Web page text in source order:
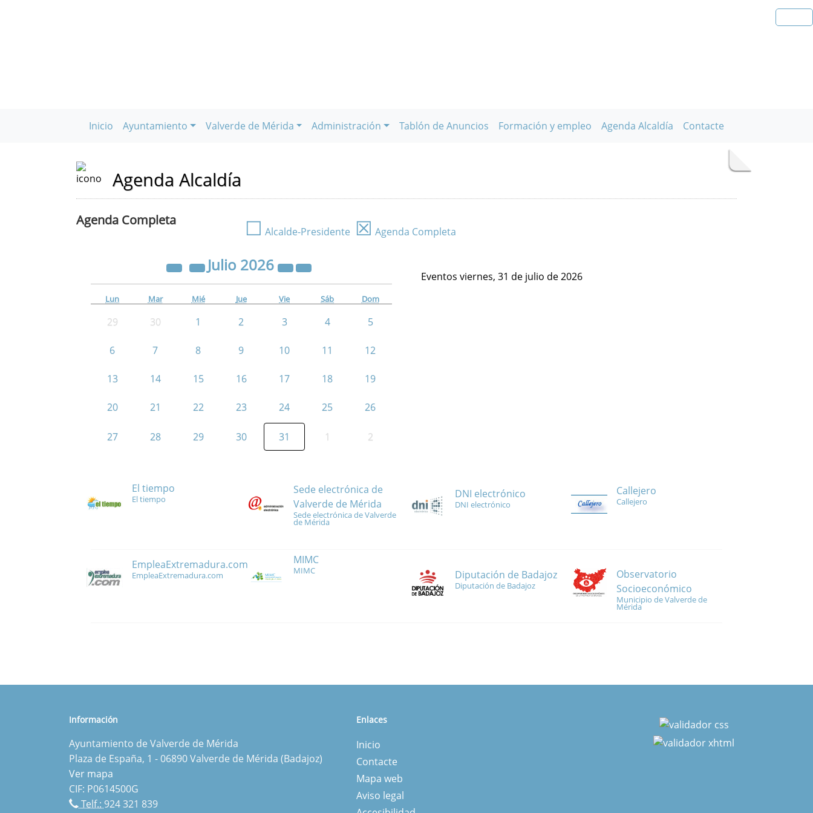
Inicio Ayuntamiento Valverde de Mérida Administración Tablón de Anuncios Formación y empleo Agenda Alcaldía Contacte
Agenda Alcaldía
Agenda Completa ☐ Alcalde-Presidente ☒ Agenda Completa
Julio 2026
Lun Mar Mié Jue Vie Sáb Dom
29 30 1 2 3 4 5
6 7 8 9 10 11 12
13 14 15 16 17 18 19
20 21 22 23 24 25 26
27 28 29 30 31 1 2
Eventos viernes, 31 de julio de 2026
El tiempo
El tiempo
Sede electrónica de
Valverde de Mérida
Sede electrónica de Valverde
de Mérida
DNI electrónico
DNI electrónico
Callejero
Callejero
EmpleaExtremadura.com
EmpleaExtremadura.com
MIMC
MIMC Diputación de Badajoz
Diputación de Badajoz
Observatorio
Socioeconómico
Municipio de Valverde de
Mérida
Información
Ayuntamiento de Valverde de Mérida
Plaza de España, 1 - 06890 Valverde de Mérida (Badajoz)
Ver mapa
CIF: P0614500G
Telf.:924 321 839
Enlaces
Inicio
Contacte
Mapa web
Aviso legal